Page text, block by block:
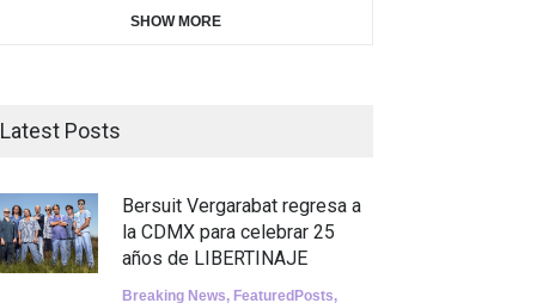
SHOW MORE
Latest Posts
Bersuit Vergarabat regresa a
la CDMX para celebrar 25
años de LIBERTINAJE
Breaking News, FeaturedPosts,